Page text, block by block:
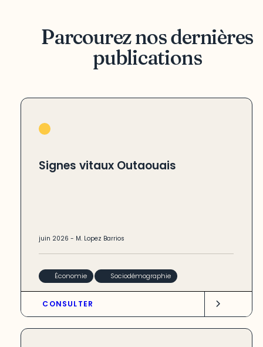
Parcourez nos dernières
publications
Signes vitaux Outaouais
juin 2026- M. Lopez Barrios
Économie Sociodémographie
CONSULTER